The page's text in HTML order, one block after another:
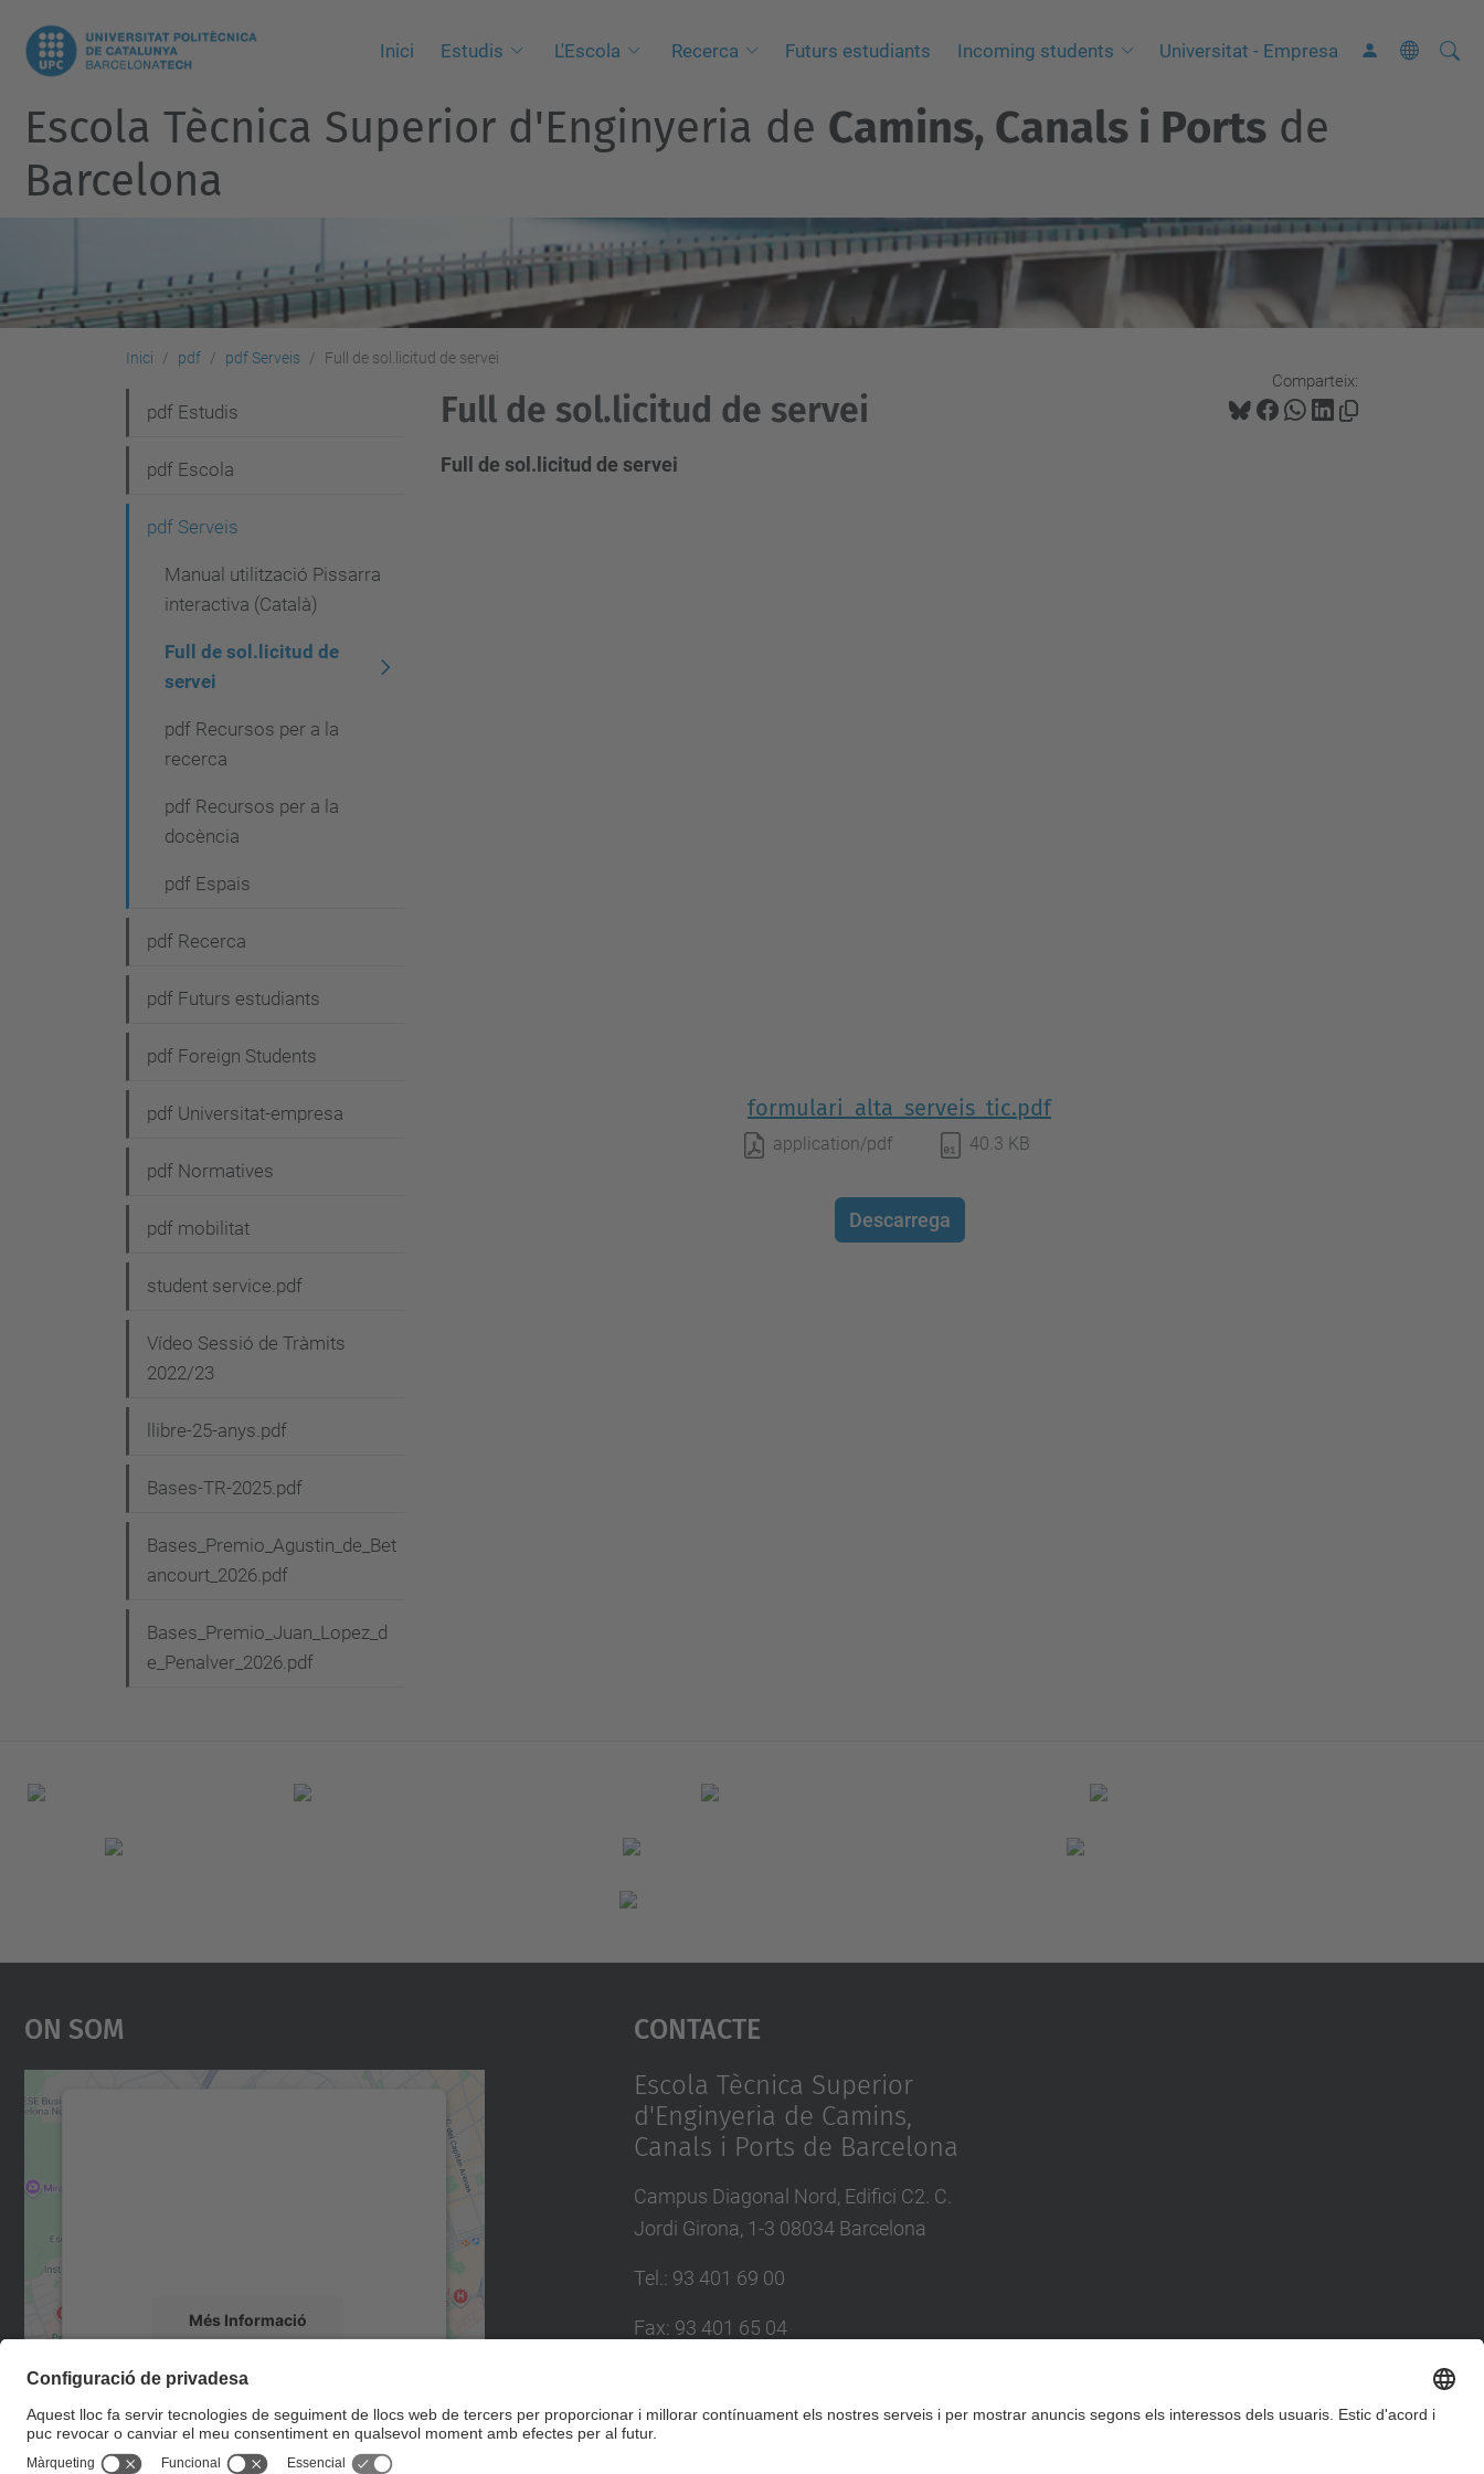
Inici Estudis L'Escola Recerca Futurs estudiants Incoming students Universitat - Empresa Cerca
C
v
a
Escola Tècnica Superior d'Enginyeria de Camins, Canals i Portsde
Barcelona
Inici pdf pdf Serveis Full de sol.licitud de servei
Comparteix:
Full de sol.licitud de servei
Full de sol.licitud de servei
formulari_alta_serveis_tic.pdf
application/pdf 40.3 KB
Descarrega
a
v
pdf Estudis
pdf Escola
pdf Serveis
Manual utilització Pissarra
interactiva (Català)
Full de sol.licitud de
servei
pdf Recursos per a la
recerca
pdf Recursos per a la
docència
pdf Espais
pdf Recerca
pdf Futurs estudiants
pdf Foreign Students
pdf Universitat-empresa
pdf Normatives
pdf mobilitat
student service.pdf
Vídeo Sessió de Tràmits
2022/23
llibre-25-anys.pdf
Bases-TR-2025.pdf
Bases_Premio_Agustin_de_Bet
ancourt_2026.pdf
Bases_Premio_Juan_Lopez_d
e_Penalver_2026.pdf
On Som
Més Informació
Accepta
powered byUsercentrics Consent
Management Platform
Contacte
Escola Tècnica Superior
d'Enginyeria de Camins,
Canals i Ports de Barcelona
Campus Diagonal Nord, Edifici C2. C.
Jordi Girona, 1-3 08034 Barcelona
Tel.: 93 401 69 00
Fax: 93 401 65 04
Formulari de contacte